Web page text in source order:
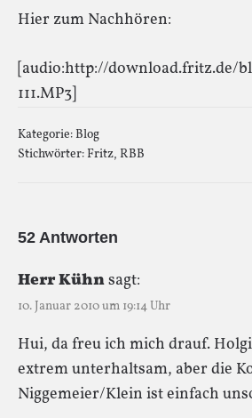
Hier zum Nachhören:
[audio:http://download.fritz.de/
111.MP3]
Kategorie:Blog
Stichwörter:Fritz, RBB
52 Antworten
Herr Kühnsagt:
10. Januar 2010 um 19:14 Uhr
Hui, da freu ich mich drauf.
extrem unterhaltsam, aber die
Niggemeier/Klein ist einfach